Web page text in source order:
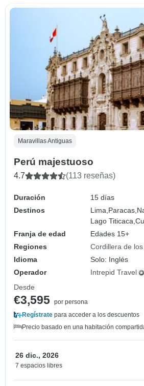
Maravillas Antiguas
Perú majestuoso
4.7 (113 reseñas)
Duración
15 días
Destinos
Lima,Paracas,
Lago Titicaca,
Franja de edad
Edades 15+
Regiones
Cordillera de
Idioma
Solo: Inglés
Operador
Intrepid Travel
Desde
€3,595 por persona
Regístrate para acceder a los descuentos
Precio basado en una habitación
26 dic., 2026
7 espacios libres